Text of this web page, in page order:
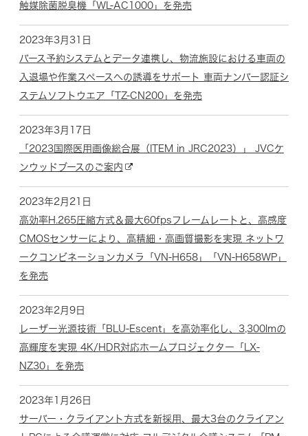
触媒除菌脱臭機「WL-AC1000」を発売
2023年3月31日
バース予約システムとデータ連携し、物流施設における車両の
入退場や作業スペースへの誘導をサポート 車両ナンバー認証シ
ステムソフトウエア「TZ-CN200」を発売
2023年3月17日
「2023国際医用画像総合展（ITEM in JRC2023）」 JVCケ
ンウッドブースのご案内
2023年2月21日
高効率H.265圧縮方式＆最大60fpsフレームレートと、高感度
CMOSセンサーにより、高精細・高画質撮影を実現 ネットワ
ークコンビネーションカメラ「VN-H658」「VN-H658WP」
を発売
2023年2月9日
レーザー光源技術「BLU-Escent」を高効率化し、3,300lmの
高輝度を実現 4K/HDR対応ホームプロジェクター「LX-
NZ30」を発売
2023年1月26日
サーバー・クライアント方式を新採用、最大3台のクライアン